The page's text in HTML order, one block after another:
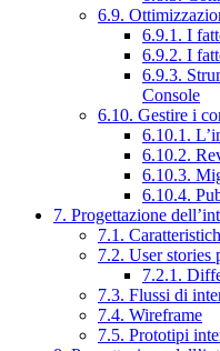
6.9.
6.9.1. I
6.9.2. I
6.9.3.
Console
6.10. Gestire i
6.10.1.
6.10.2.
6.10.3.
6.10.4.
7. Progettazione
7.1.
7.2. User stories
7.2.1.
7.3. Flussi di
7.4. Wireframe
7.5. Prototipi